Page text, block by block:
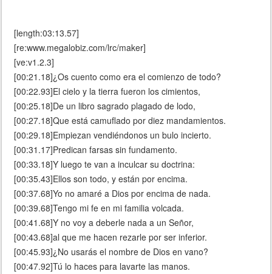
[length:03:13.57]
[re:www.megalobiz.com/lrc/maker]
[ve:v1.2.3]
[00:21.18]¿Os cuento como era el comienzo de todo?
[00:22.93]El cielo y la tierra fueron los cimientos,
[00:25.18]De un libro sagrado plagado de lodo,
[00:27.18]Que está camuflado por diez mandamientos.
[00:29.18]Empiezan vendiéndonos un bulo incierto.
[00:31.17]Predican farsas sin fundamento.
[00:33.18]Y luego te van a inculcar su doctrina:
[00:35.43]Ellos son todo, y están por encima.
[00:37.68]Yo no amaré a Dios por encima de nada.
[00:39.68]Tengo mi fe en mi familia volcada.
[00:41.68]Y no voy a deberle nada a un Señor,
[00:43.68]al que me hacen rezarle por ser inferior.
[00:45.93]¿No usarás el nombre de Dios en vano?
[00:47.92]Tú lo haces para lavarte las manos.